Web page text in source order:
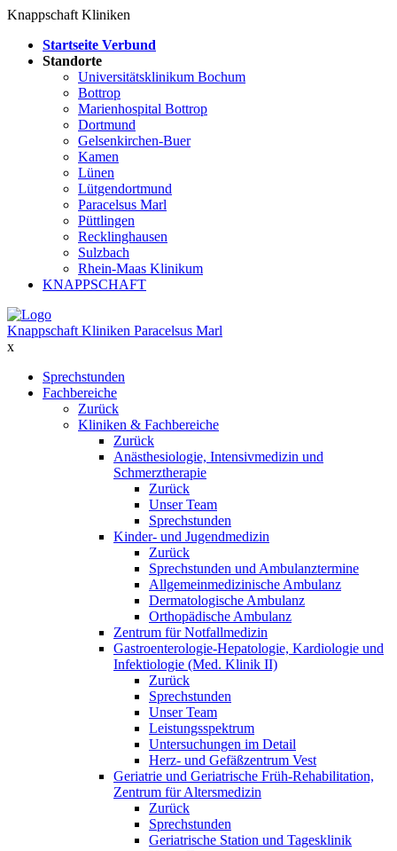
Knappschaft Kliniken
Startseite Verbund
Standorte
Universitätsklinikum Bochum
Bottrop
Marienhospital Bottrop
Dortmund
Gelsenkirchen-Buer
Kamen
Lünen
Lütgendortmund
Paracelsus Marl
Püttlingen
Recklinghausen
Sulzbach
Rhein-Maas Klinikum
KNAPPSCHAFT
Knappschaft Kliniken Paracelsus Marl
x
Sprechstunden
Fachbereiche
Zurück
Kliniken & Fachbereiche
Zurück
Anästhesiologie, Intensivmedizin und
Schmerztherapie
Zurück
Unser Team
Sprechstunden
Kinder- und Jugendmedizin
Zurück
Sprechstunden und Ambulanztermine
Allgemeinmedizinische Ambulanz
Dermatologische Ambulanz
Orthopädische Ambulanz
Zentrum für Notfallmedizin
Gastroenterologie-Hepatologie, Kardiologie und
Infektiologie (Med. Klinik II)
Zurück
Sprechstunden
Unser Team
Leistungsspektrum
Untersuchungen im Detail
Herz- und Gefäßzentrum Vest
Geriatrie und Geriatrische Früh-Rehabilitation,
Zentrum für Altersmedizin
Zurück
Sprechstunden
Geriatrische Station und Tagesklinik